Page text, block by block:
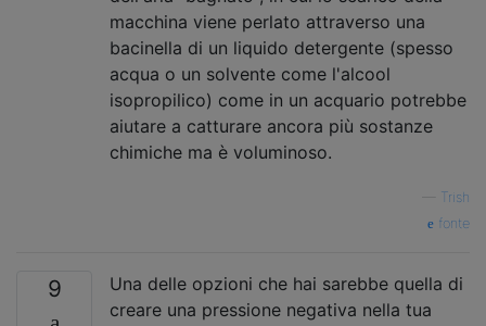
macchina viene perlato attraverso una
bacinella di un liquido detergente (spesso
acqua o un solvente come l'alcool
isopropilico) come in un acquario potrebbe
aiutare a catturare ancora più sostanze
chimiche ma è voluminoso.
Trish
fonte
9
Una delle opzioni che hai sarebbe quella di
creare una pressione negativa nella tua